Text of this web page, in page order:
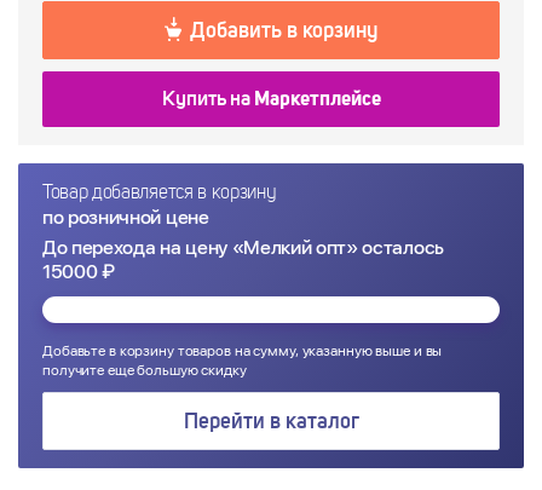
Добавить в корзину
Купить на Маркетплейсе
Товар добавляется в корзину
по розничной цене
До перехода на цену «Мелкий опт» осталось
15000 ₽
Добавьте в корзину товаров на сумму, указанную выше и вы
получите еще большую скидку
Перейти в каталог